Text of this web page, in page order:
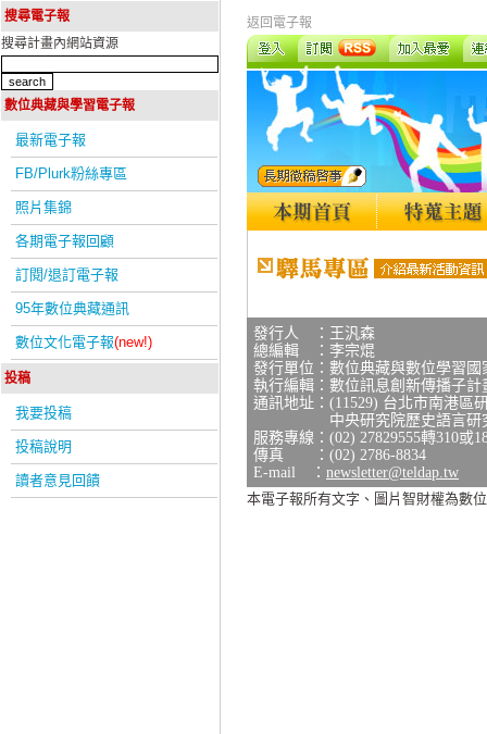
搜尋電子報
搜尋計畫內網站資源
數位典藏與學習電子報
最新電子報
FB/Plurk粉絲專區
照片集錦
各期電子報回顧
訂閱/退訂電子報
95年數位典藏通訊
數位文化電子報(new!)
投稿
我要投稿
投稿說明
讀者意見回饋
返回電子報
發行人 ：王汎森
總編輯 ：李宗焜
發行單位：數位典藏與數位學習
執行編輯：數位訊息創新傳播子計
通訊地址：(11529) 台北市南港區
中央研究院歷史語言研究
服務專線：(02) 27829555轉310或
傳真 ：(02) 2786-8834
E-mail ： newsletter@teldap.tw
本電子報所有文字、圖片智財權為數